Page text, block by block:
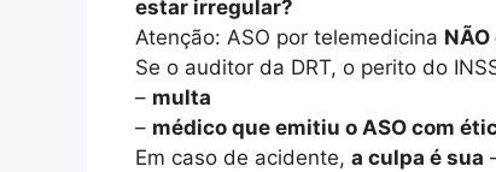
estar irregular?
Atenção: ASO por telemedicina
Se o auditor da DRT, o perito do
– multa
– médico que emitiu o ASO com
Em caso de acidente, a culpa é sua